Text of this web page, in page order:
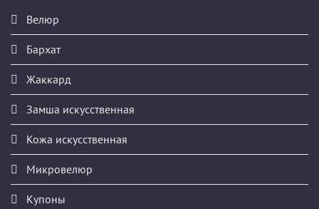
Велюр
Бархат
Жаккард
Замша искусственная
Кожа искусственная
Микровелюр
Купоны